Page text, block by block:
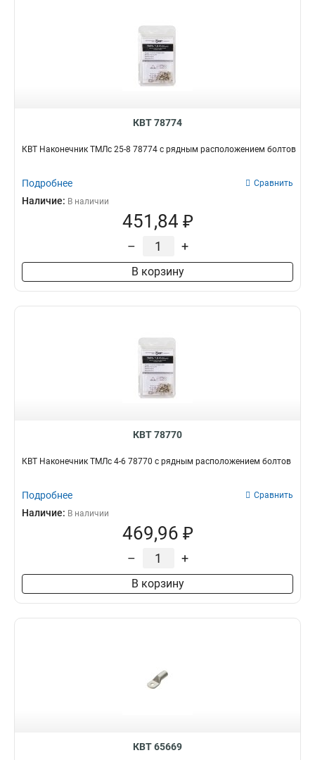
КВТ 78774
КВТ Наконечник ТМЛс 25-8 78774 с рядным расположением болтов
Подробнее Сравнить
Наличие: В наличии
451,84 ₽
– +
В корзину
КВТ 78770
КВТ Наконечник ТМЛс 4-6 78770 с рядным расположением болтов
Подробнее Сравнить
Наличие: В наличии
469,96 ₽
– +
В корзину
КВТ 65669